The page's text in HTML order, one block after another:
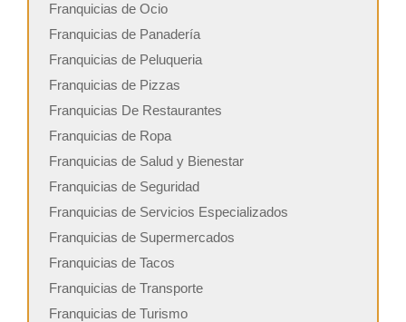
Franquicias de Ocio
Franquicias de Panadería
Franquicias de Peluqueria
Franquicias de Pizzas
Franquicias De Restaurantes
Franquicias de Ropa
Franquicias de Salud y Bienestar
Franquicias de Seguridad
Franquicias de Servicios Especializados
Franquicias de Supermercados
Franquicias de Tacos
Franquicias de Transporte
Franquicias de Turismo